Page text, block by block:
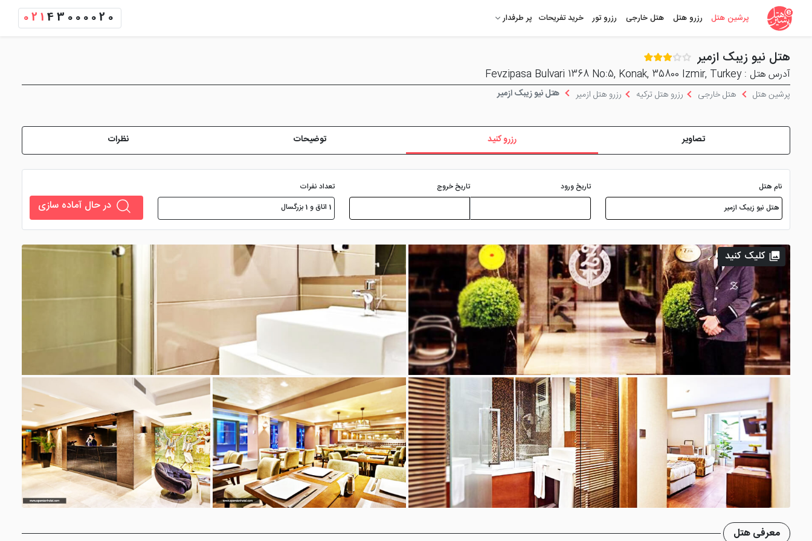
پرشین هتل رزرو هتل هتل خارجی رزرو تور خرید تفریحات پر طرفدار 021 43000020
هتل نیو زیبک ازمیر
آدرس هتل : Fevzipasa Bulvari 1368 No:5, Konak, 35800 Izmir, Turkey
پرشین هتل هتل خارجی رزرو هتل ترکیه رزرو هتل ازمیر هتل نیو زیبک ازمیر
تصاویر رزرو کنید توضیحات نظرات
نام هتل تاریخ ورود تاریخ خروج
تعداد نفرات
1 اتاق و 1 بزرگسال
در حال آماده سازی
کلیک کنید
معرفی هتل